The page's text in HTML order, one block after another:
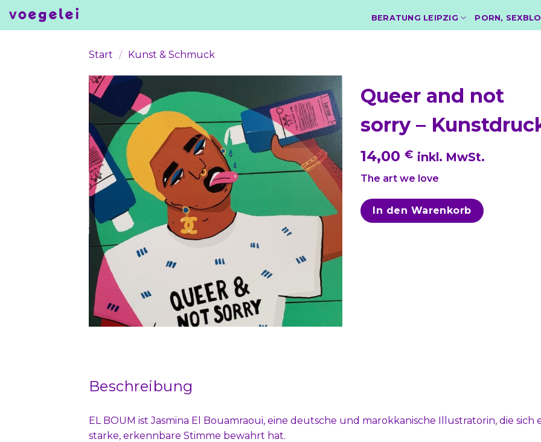
BERATUNG LEIPZIG PORN,
Start / Kunst & Schmuck
Queer and not
sorry –
14,00 € inkl. MwSt.
The art we love
In den Warenkorb
Beschreibung
EL BOUM ist Jasmina El Bouamraoui, eine deutsche und marokkanische Illustratorin, die sich
starke, erkennbare Stimme bewahrt hat.